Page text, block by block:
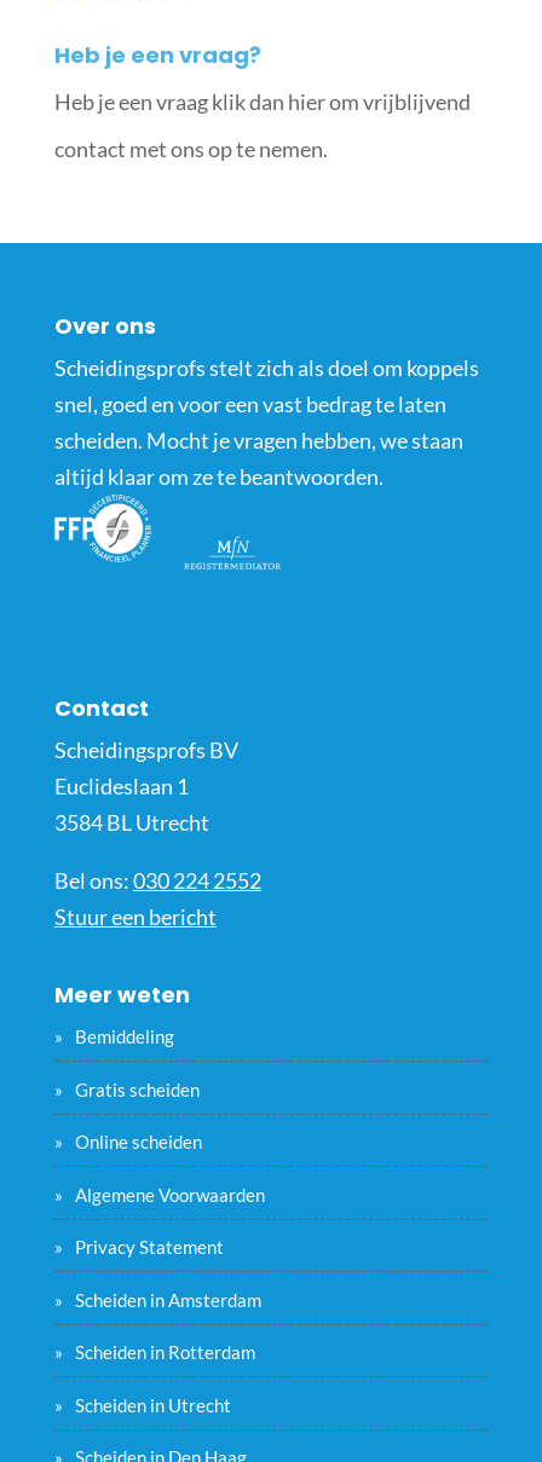
Heb je een vraag?
Heb je een vraag klik dan hier om vrijblijvend
contact met ons op te nemen.
Over ons
Scheidingsprofs stelt zich als doel om koppels
snel, goed en voor een vast bedrag te laten
scheiden. Mocht je vragen hebben, we staan
altijd klaar om ze te beantwoorden.
Contact
Scheidingsprofs BV
Euclideslaan 1
3584 BL Utrecht
Bel ons:030 224 2552
Stuur een bericht
Meer weten
Bemiddeling
Gratis scheiden
Online scheiden
Algemene Voorwaarden
Privacy Statement
Scheiden in Amsterdam
Scheiden in Rotterdam
Scheiden in Utrecht
Scheiden in Den Haag